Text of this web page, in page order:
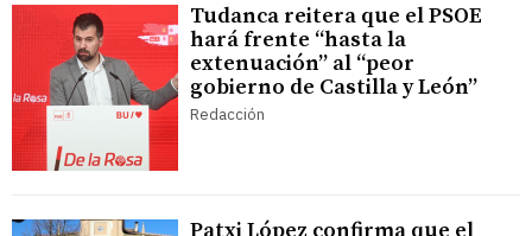
Tudanca reitera que el PSOE
hará frente “hasta la
extenuación” al “peor
gobierno de Castilla y León”
Redacción